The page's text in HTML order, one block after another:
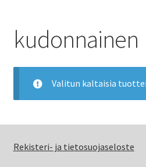
Kirjat, lehdet
Käsityötuotteet
Ohjeet ja oppimateriaalit
kudonnainen
Valitun kaltaisia
Rekisteri- ja tietosuojaseloste